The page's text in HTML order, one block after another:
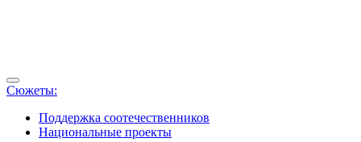
Сюжеты:
Поддержка соотечественников
Национальные проекты